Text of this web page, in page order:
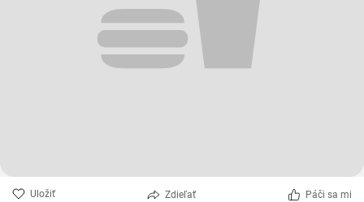
Uložiť Zdieľať Páči sa mi